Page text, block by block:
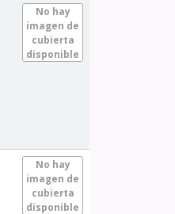
No hay
imagen de
cubierta
disponible
No hay
imagen de
cubierta
disponible